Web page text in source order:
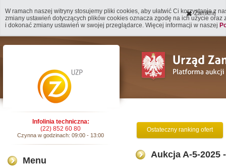
W ramach naszej witryny stosujemy pliki cookies, aby ułatwić Ci korzystanie z
zmiany ustawień dotyczących plików cookies oznacza zgodę na ich użycie
i dokonać zmiany ustawień w swojej przeglądarce. Więcej informacji w naszej
Zamknij
Ostateczny ranking ofert
Aukcja A-5-2025
Infolinia techniczna:
(22) 852 60 80
Czynna w godzinach: 09:00 - 13:00
Menu